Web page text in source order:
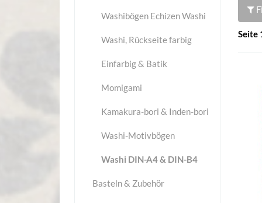
Seite
Washibögen Echizen Washi
Washi, Rückseite farbig
Einfarbig & Batik
Momigami
Kamakura-bori & Inden-bori
Washi-Motivbögen
Washi DIN-A4 & DIN-B4
Basteln & Zubehör